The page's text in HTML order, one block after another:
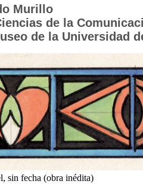
Murillo
de la
de la Universidad
sin fecha (obra inédita)